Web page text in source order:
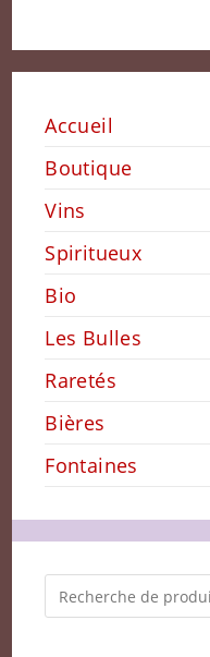
Accueil
Boutique
Vins
Spiritueux
Bio
Les Bulles
Raretés
Bières
Fontaines